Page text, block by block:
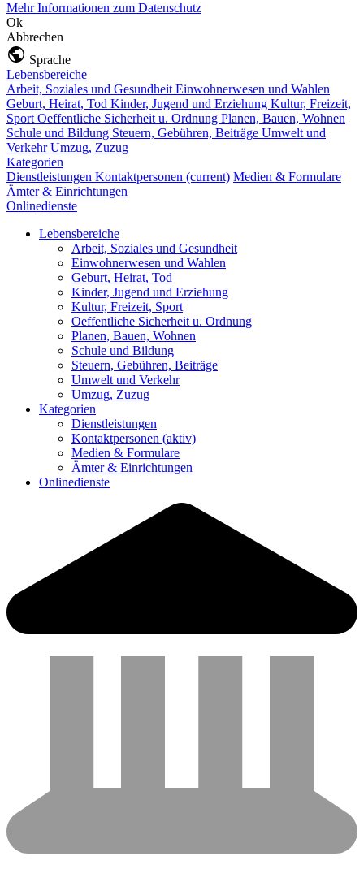
Mehr Informationen zum Datenschutz
Ok
Abbrechen
Sprache
Lebensbereiche
Arbeit, Soziales und Gesundheit Einwohnerwesen und Wahlen
Geburt, Heirat, Tod Kinder, Jugend und Erziehung Kultur, Freizeit,
Sport Oeffentliche Sicherheit u. Ordnung Planen, Bauen, Wohnen
Schule und Bildung Steuern, Gebühren, Beiträge Umwelt und
VerkehrUmzug, Zuzug
Kategorien
Dienstleistungen Kontaktpersonen (current) Medien & Formulare
Ämter & Einrichtungen
Onlinedienste
Lebensbereiche
Arbeit, Soziales und Gesundheit
Einwohnerwesen und Wahlen
Geburt, Heirat, Tod
Kinder, Jugend und Erziehung
Kultur, Freizeit, Sport
Oeffentliche Sicherheit u. Ordnung
Planen, Bauen, Wohnen
Schule und Bildung
Steuern, Gebühren, Beiträge
Umwelt und Verkehr
Umzug, Zuzug
Kategorien
Dienstleistungen
Kontaktpersonen (aktiv)
Medien & Formulare
Ämter & Einrichtungen
Onlinedienste